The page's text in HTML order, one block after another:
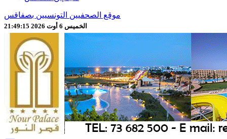
موقع الصحفيين التونسيين بصفاقس
الخميس 6 أوت 2026 21:49:17